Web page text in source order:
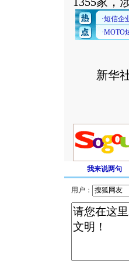
新华社
我来说两句
用户：